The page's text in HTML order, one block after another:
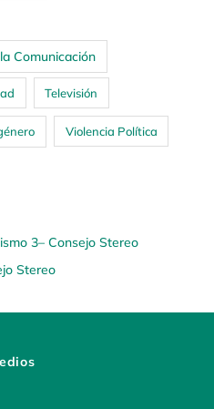
Comunicación
Televisión
Violencia Política
3– Consejo Stereo
Stereo